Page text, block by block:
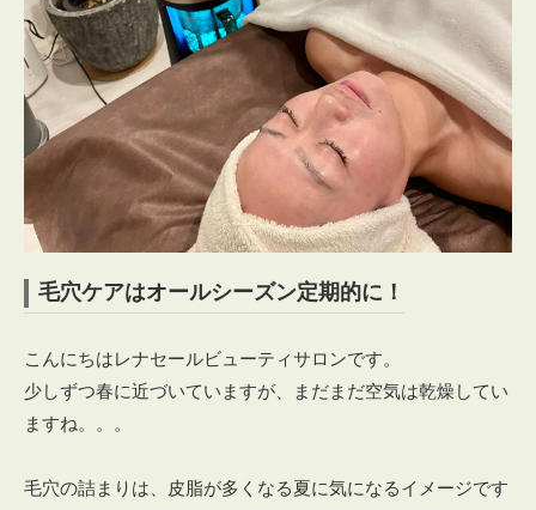
毛穴ケアはオールシーズン定期的に！
こんにちはレナセールビューティサロンです。
少しずつ春に近づいていますが、まだまだ空気は乾燥してい
ますね。。。
毛穴の詰まりは、皮脂が多くなる夏に気になるイメージです